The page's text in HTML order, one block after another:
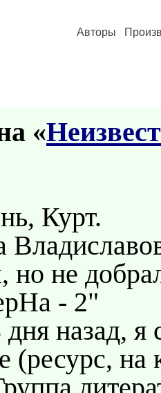
Авторы
«
Курт.
но не
- 2"
назад, я
(ресурс, на